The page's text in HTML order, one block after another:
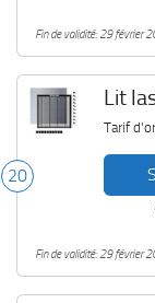
Fin de validité: 29 février
20
Lit
Tarif
Fin de validité: 29 février